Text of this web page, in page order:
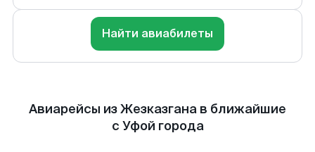
Найти авиабилеты
Авиарейсы из Жезказгана в ближайшие
с Уфой города